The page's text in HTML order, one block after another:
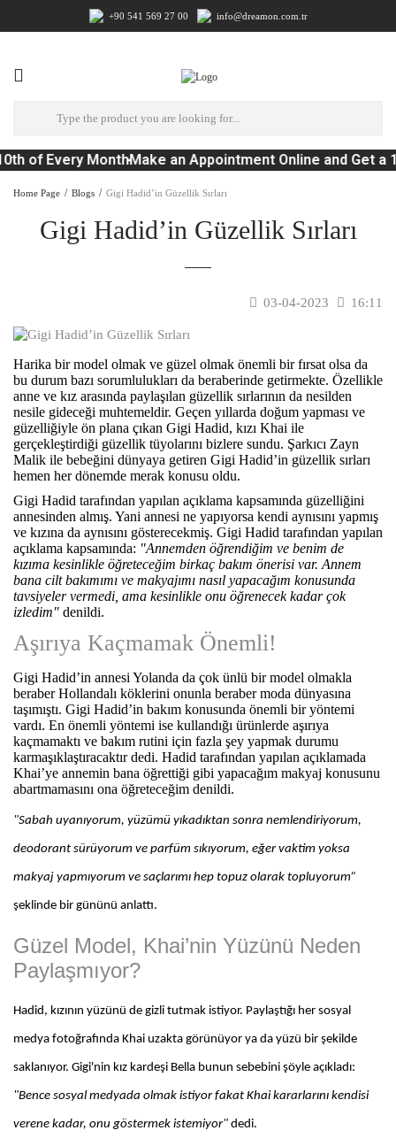
+90 541 569 27 00 info@dreamon.com.tr
of Every MonthMake an Appointment Online and Get a
Home Page Blogs Gigi Hadid’in Güzellik Sırları
Gigi Hadid’in Güzellik Sırları
03-04-2023 16:11
Harika bir model olmak ve güzel olmak önemli bir fırsat olsa da
bu durum bazı sorumlulukları da beraberinde getirmekte. Özellikle
anne ve kız arasında paylaşılan güzellik sırlarının da nesilden
nesile gideceği muhtemeldir. Geçen yıllarda doğum yapması ve
güzelliğiyle ön plana çıkan Gigi Hadid, kızı Khai ile
gerçekleştirdiği güzellik tüyolarını bizlere sundu. Şarkıcı Zayn
Malik ile bebeğini dünyaya getiren Gigi Hadid’in güzellik sırları
hemen her dönemde merak konusu oldu.
Gigi Hadid tarafından yapılan açıklama kapsamında güzelliğini
annesinden almış. Yani annesi ne yapıyorsa kendi aynısını yapmış
ve kızına da aynısını gösterecekmiş. Gigi Hadid tarafından yapılan
açıklama kapsamında: "Annemden öğrendiğim ve benim de
kızıma kesinlikle öğreteceğim birkaç bakım önerisi var. Annem
bana cilt bakımımı ve makyajımı nasıl yapacağım konusunda
tavsiyeler vermedi, ama kesinlikle onu öğrenecek kadar çok
izledim" denildi.
Aşırıya Kaçmamak Önemli!
Gigi Hadid’in annesi Yolanda da çok ünlü bir model olmakla
beraber Hollandalı köklerini onunla beraber moda dünyasına
taşımıştı. Gigi Hadid’in bakım konusunda önemli bir yöntemi
vardı. En önemli yöntemi ise kullandığı ürünlerde aşırıya
kaçmamaktı ve bakım rutini için fazla şey yapmak durumu
karmaşıklaştıracaktır dedi. Hadid tarafından yapılan açıklamada
Khai’ye annemin bana öğrettiği gibi yapacağım makyaj konusunu
abartmamasını ona öğreteceğim denildi.
"Sabah uyanıyorum, yüzümü yıkadıktan sonra nemlendiriyorum,
deodorant sürüyorum ve parfüm sıkıyorum, eğer vaktim yoksa
makyaj yapmıyorum ve saçlarımı hep topuz olarak topluyorum”
şeklinde bir gününü anlattı.
Güzel Model, Khai’nin Yüzünü Neden
Paylaşmıyor?
Hadid, kızının yüzünü de gizli tutmak istiyor. Paylaştığı her sosyal
medya fotoğrafında Khai uzakta görünüyor ya da yüzü bir şekilde
saklanıyor. Gigi'nin kız kardeşi Bella bunun sebebini şöyle açıkladı:
"Bence sosyal medyada olmak istiyor fakat Khai kararlarını kendisi
verene kadar, onu göstermek istemiyor" dedi.